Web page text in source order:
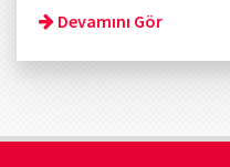
Devamını Gör